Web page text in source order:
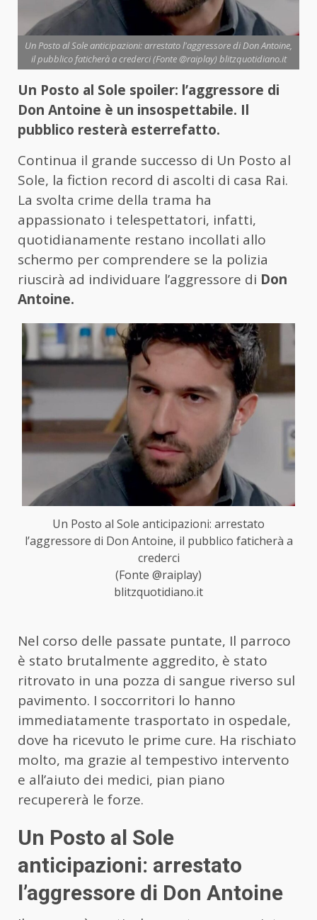
Un Posto al Sole anticipazioni: arrestato l'aggressore di Don Antoine,
il pubblico faticherà a crederci (Fonte @raiplay) blitzquotidiano.it
Un Posto al Sole spoiler: l’aggressore di
Don Antoine è un insospettabile. Il
pubblico resterà esterrefatto.
Continua il grande successo di Un Posto al
Sole, la fiction record di ascolti di casa Rai.
La svolta crime della trama ha
appassionato i telespettatori, infatti,
quotidianamente restano incollati allo
schermo per comprendere se la polizia
riuscirà ad individuare l’aggressore di Don
Antoine.
Un Posto al Sole anticipazioni: arrestato
l’aggressore di Don Antoine, il pubblico faticherà a
crederci
(Fonte @raiplay)
blitzquotidiano.it
Nel corso delle passate puntate, Il parroco
è stato brutalmente aggredito, è stato
ritrovato in una pozza di sangue riverso sul
pavimento. I soccorritori lo hanno
immediatamente trasportato in ospedale,
dove ha ricevuto le prime cure. Ha rischiato
molto, ma grazie al tempestivo intervento
e all’aiuto dei medici, pian piano
recupererà le forze.
Un Posto al Sole
anticipazioni: arrestato
l’aggressore di Don Antoine